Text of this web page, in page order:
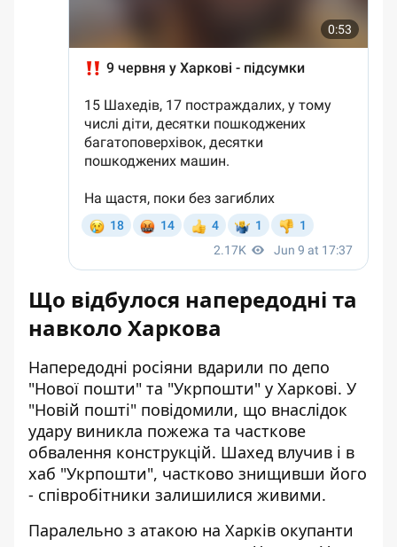
Що відбулося напередодні та
навколо Харкова
Напередодні росіяни вдарили по депо
"Нової пошти" та "Укрпошти" у Харкові. У
"Новій пошті" повідомили, що внаслідок
удару виникла пожежа та часткове
обвалення конструкцій. Шахед влучив і в
хаб "Укрпошти", частково знищивши його
- співробітники залишилися живими.
Паралельно з атакою на Харків окупанти